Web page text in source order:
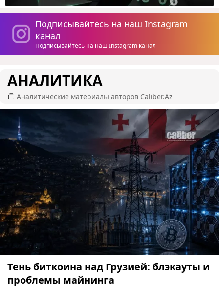
Подписывайтесь на наш Instagram
канал
Подписывайтесь на наш Instagram канал
АНАЛИТИКА
Аналитические материалы авторов Caliber.Az
Тень биткоина над Грузией: блэкауты и
проблемы майнинга